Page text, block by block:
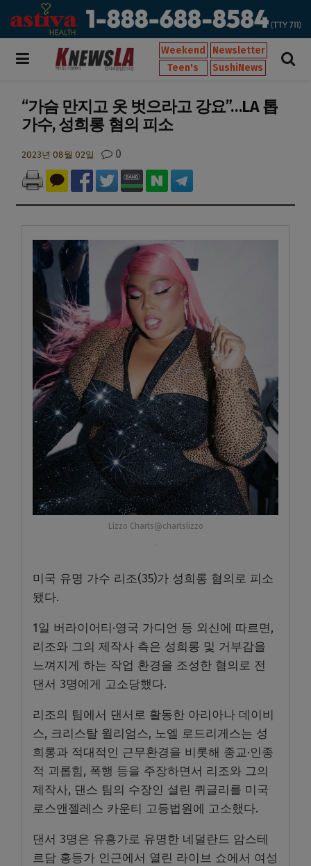
Weekend
Newsletter
Teen's
SushiNews
“가슴 만지고 옷 벗으라고 강요”…LA 톱
가수, 성희롱 혐의 피소
2023년 08월 02일 0
Lizzo Charts@chartslizzo
·
미국 유명 가수 리조(35)가 성희롱 혐의로 피소
됐다.
1일 버라이어티·영국 가디언 등 외신에 따르면,
리조와 그의 제작사 측은 성희롱 및 거부감을
느껴지게 하는 작업 환경을 조성한 혐의로 전
댄서 3명에게 고소당했다.
리조의 팀에서 댄서로 활동한 아리아나 데이비
스, 크리스탈 윌리엄스, 노엘 로드리게스는 성
희롱과 적대적인 근무환경을 비롯해 종교·인종
적 괴롭힘, 폭행 등을 주장하면서 리조와 그의
제작사, 댄스 팀의 수장인 셜린 퀴글리를 미국
로스앤젤레스 카운티 고등법원에 고소했다.
댄서 3명은 유흥가로 유명한 네덜란드 암스테
르담 홍등가 인근에서 열린 라이브 쇼에서 여성